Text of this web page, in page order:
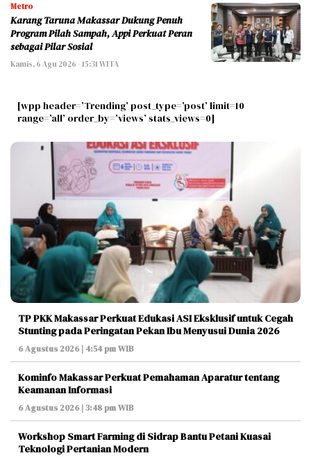
Metro
Karang Taruna Makassar Dukung Penuh
Program Pilah Sampah, Appi Perkuat Peran
sebagai Pilar Sosial
Kamis, 6 Agu 2026 - 15:31 WITA
[wpp header=’Trending’ post_type=’post’ limit=10
range=’all’ order_by=’views’ stats_views=0]
TP PKK Makassar Perkuat Edukasi ASI Eksklusif untuk Cegah
Stunting pada Peringatan Pekan Ibu Menyusui Dunia 2026
6 Agustus 2026 | 4:54 pm WIB
Kominfo Makassar Perkuat Pemahaman Aparatur tentang
Keamanan Informasi
6 Agustus 2026 | 3:48 pm WIB
Workshop Smart Farming di Sidrap Bantu Petani Kuasai
Teknologi Pertanian Modern